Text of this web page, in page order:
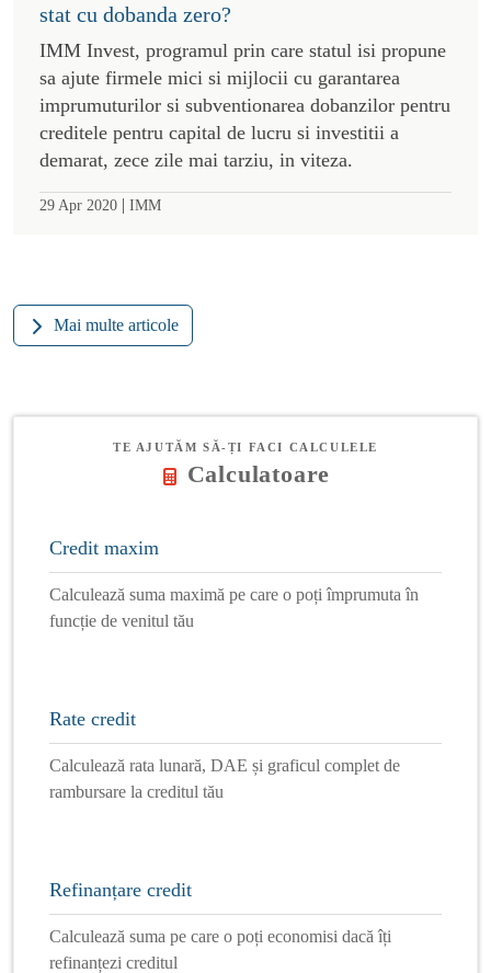
stat cu dobanda zero?
IMM Invest, programul prin care statul isi propune
sa ajute firmele mici si mijlocii cu garantarea
imprumuturilor si subventionarea dobanzilor pentru
creditele pentru capital de lucru si investitii a
demarat, zece zile mai tarziu, in viteza.
29 Apr 2020 | IMM
Mai multe articole
TE AJUTĂM SĂ-ȚI FACI CALCULELE
Calculatoare
Credit maxim
Calculează suma maximă pe care o poți împrumuta în
funcție de venitul tău
Rate credit
Calculează rata lunară, DAE și graficul complet de
rambursare la creditul tău
Refinanțare credit
Calculează suma pe care o poți economisi dacă îți
refinanțezi creditul